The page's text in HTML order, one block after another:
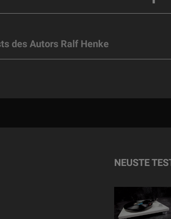
des Autors Ralf Henke
NEUSTE